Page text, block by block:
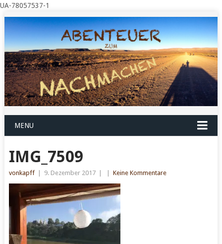
UA-78057537-1
MENU
IMG_7509
vonkapff 9. Dezember 2017 Keine Kommentare